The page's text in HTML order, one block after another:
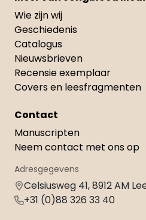
Wie zijn wij
Geschiedenis
Catalogus
Nieuwsbrieven
Recensie exemplaar
Covers en leesfragmenten
Contact
Manuscripten
Neem contact met ons op
Adresgegevens
Celsiusweg 41, 8912 AM
+31 (0)88 326 33 40